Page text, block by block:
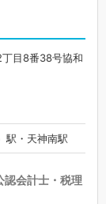
目8番38号協和
駅・天神南駅
認会計士・税理